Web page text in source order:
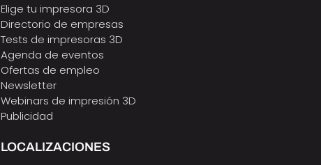
Elige tu impresora 3D
Directorio de empresas
Tests de impresoras 3D
Agenda de eventos
Ofertas de empleo
Newsletter
Webinars de impresión 3D
Publicidad
LOCALIZACIONES